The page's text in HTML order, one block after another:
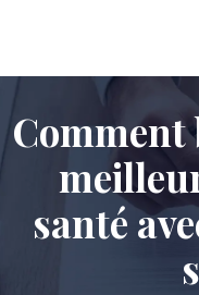
Comment
santé